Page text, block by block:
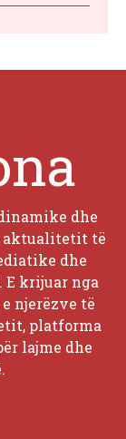
dhe
aktualitetit të
dhe
krijuar nga
njerëzve të
platforma
lajme dhe